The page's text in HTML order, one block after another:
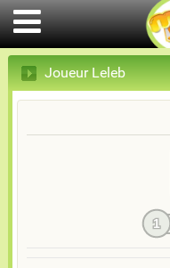
Joueur Leleb
1